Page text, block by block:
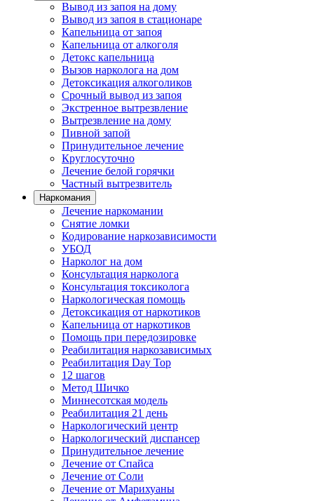
Вывод из запоя на дому
Вывод из запоя в стационаре
Капельница от запоя
Капельница от алкоголя
Детокс капельница
Вызов нарколога на дом
Детоксикация алкоголиков
Срочный вывод из запоя
Экстренное вытрезвление
Вытрезвление на дому
Пивной запой
Принудительное лечение
Круглосуточно
Лечение белой горячки
Частный вытрезвитель
Наркомания
Лечение наркомании
Снятие ломки
Кодирование наркозависимости
УБОД
Нарколог на дом
Консультация нарколога
Консультация токсиколога
Наркологическая помощь
Детоксикация от наркотиков
Капельница от наркотиков
Помощь при передозировке
Реабилитация наркозависимых
Реабилитация Day Top
12 шагов
Метод Шичко
Миннесотская модель
Реабилитация 21 день
Наркологический центр
Наркологический диспансер
Принудительное лечение
Лечение от Спайса
Лечение от Соли
Лечение от Марихуаны